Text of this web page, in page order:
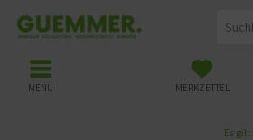
MERKZETTEL
MENÜ
Es